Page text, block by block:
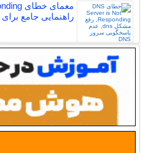
راهنمایی جامع